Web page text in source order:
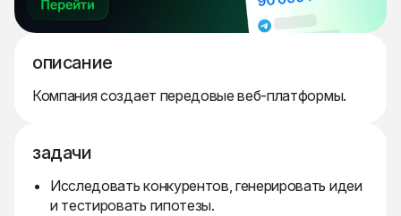
описание
Компания создает передовые веб-платформы.
задачи
Исследовать конкурентов, генерировать идеи
и тестировать гипотезы.